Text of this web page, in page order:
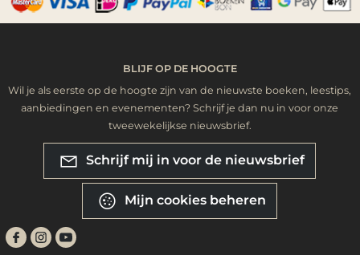
BLIJF OP DE HOOGTE
Wil je als eerste op de hoogte zijn van de nieuwste boeken, leestips,
aanbiedingen en evenementen? Schrijf je dan nu in voor onze
tweewekelijkse nieuwsbrief.
Schrijf mij in voor de nieuwsbrief
Mijn cookies beheren